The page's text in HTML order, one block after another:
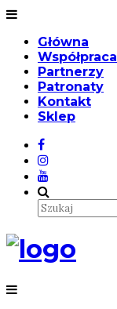
Główna
Współpraca
Partnerzy
Patronaty
Kontakt
Sklep